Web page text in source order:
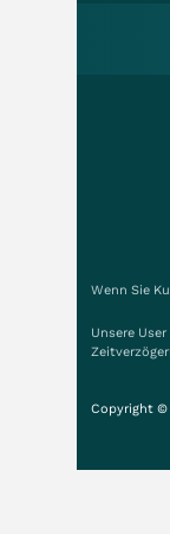
Wenn Sie
Unsere
Copyright ©